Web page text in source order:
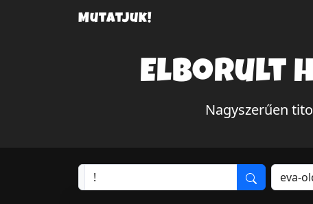
Mutatjuk!
Elborult
Nagyszerűen